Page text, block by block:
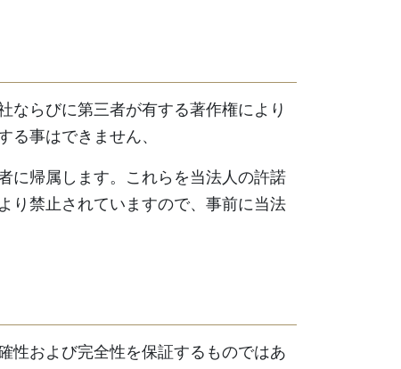
ならびに第三者が有する著作権により
事はできません、
に帰属します。これらを当法人の許諾
り禁止されていますので、事前に当法
性および完全性を保証するものではあ